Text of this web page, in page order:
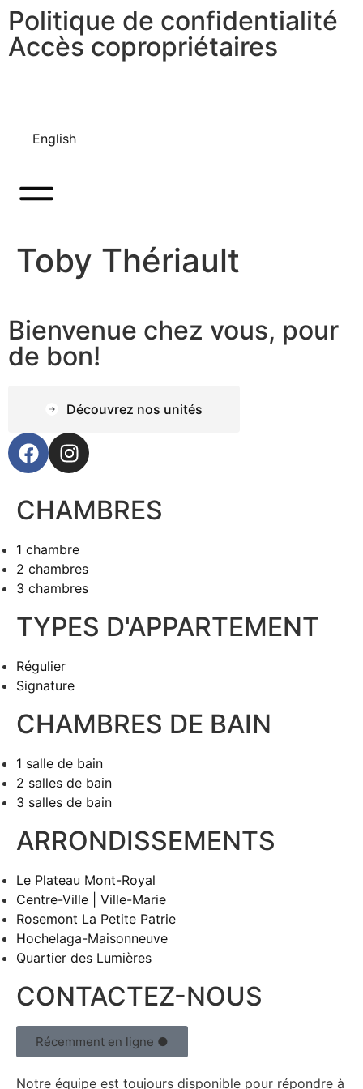
Politique de confidentialité
Accès copropriétaires
English
Toby Thériault
Bienvenue chez vous, pour
de bon!
Découvrez nos unités
CHAMBRES
1 chambre
2 chambres
3 chambres
TYPES D'APPARTEMENT
Régulier
Signature
CHAMBRES DE BAIN
1 salle de bain
2 salles de bain
3 salles de bain
ARRONDISSEMENTS
Le Plateau Mont-Royal
Centre-Ville | Ville-Marie
Rosemont La Petite Patrie
Hochelaga-Maisonneuve
Quartier des Lumières
CONTACTEZ-NOUS
Récemment en ligne ●
Notre équipe est toujours disponible pour répondre à